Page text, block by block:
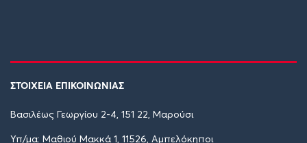
ΣΤΟΙΧΕΙΑ ΕΠΙΚΟΙΝΩΝΙΑΣ
Βασιλέως Γεωργίου 2-4, 151 22, Μαρούσι
Υπ/μα: Μαθιού Μακκά 1, 11526, Αμπελόκηποι